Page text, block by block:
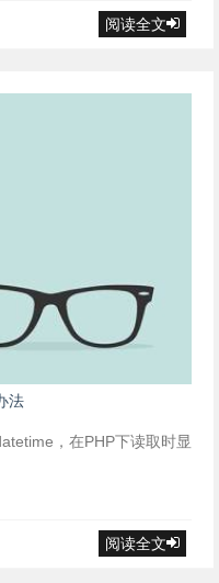
阅读全文
法
，在PHP下读取时显
阅读全文